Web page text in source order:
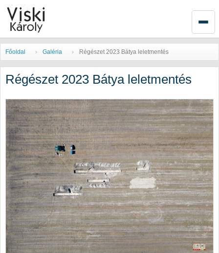
Főoldal Galéria Régészet 2023 Bátya leletmentés
Régészet 2023 Bátya leletmentés